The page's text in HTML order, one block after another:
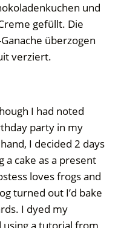
und
gefüllt. Die
überzogen
verziert.
I had noted
party in my
I decided 2 days
cake as a present
loves frogs and
turned out I’d bake
I dyed my